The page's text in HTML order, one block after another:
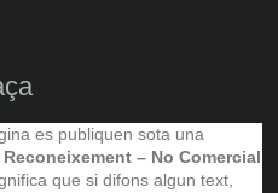
es publiquen sota una
– No Comercial
que si difons algun text,